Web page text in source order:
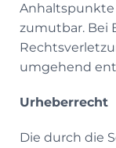
zumutbar. Bei
umgehend
Urheberrecht
Die durch die